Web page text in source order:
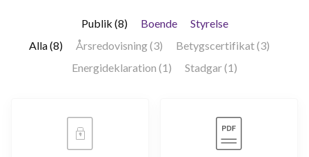
Publik (8) Boende
Styrelse
Alla (8)
Årsredovisning (3)
Betygscertifikat (3)
Energideklaration (1)
Stadgar (1)